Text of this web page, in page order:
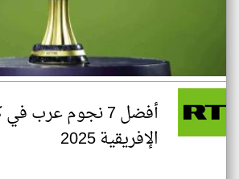
أفضل 7 نجوم عرب
الإفريقية 2025